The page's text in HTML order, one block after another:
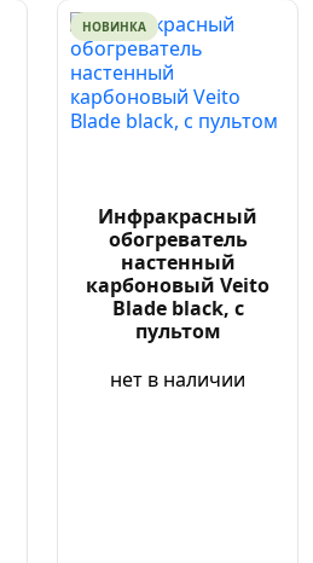
НОВИНКА
Инфракрасный
обогреватель
настенный
карбоновый Veito
Blade black, с
пультом
нет в наличии